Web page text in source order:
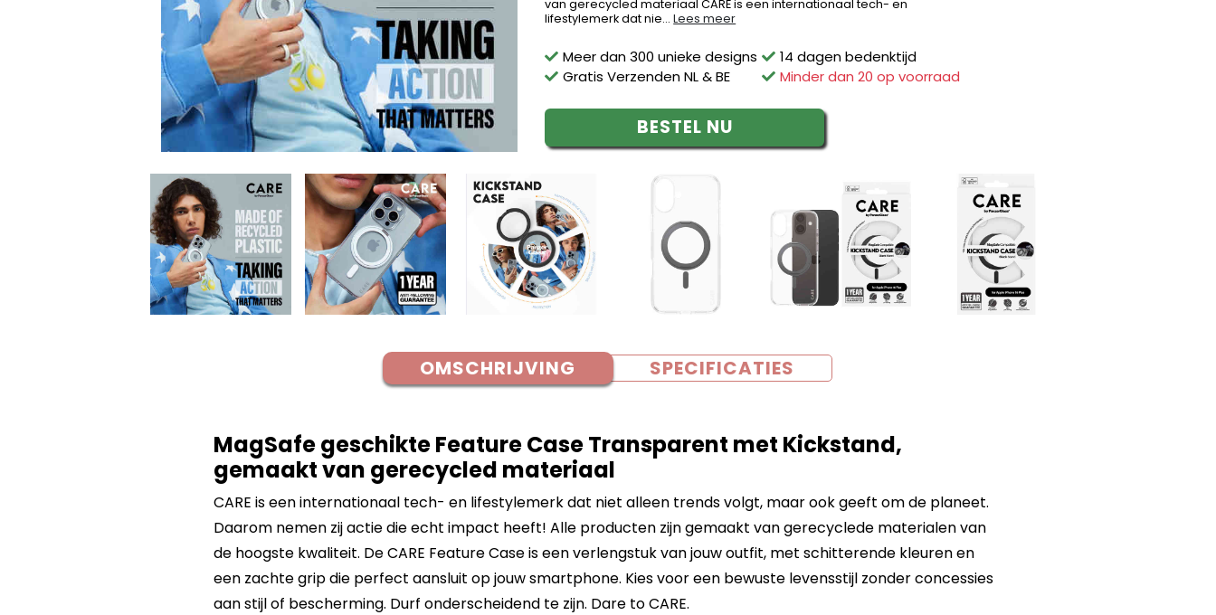
van gerecycled materiaal CARE is een internationaal tech- en
lifestylemerk dat nie...Lees meer
Meer dan 300 unieke designs
Gratis Verzenden NL & BE
14 dagen bedenktijd
Minder dan 20 op voorraad
BESTEL NU
OMSCHRIJVING SPECIFICATIES
MagSafe geschikte Feature Case Transparent met Kickstand,
gemaakt van gerecycled materiaal
CARE is een internationaal tech- en lifestylemerk dat niet alleen trends volgt, maar ook geeft om de planeet.
Daarom nemen zij actie die echt impact heeft! Alle producten zijn gemaakt van gerecyclede materialen van
de hoogste kwaliteit. De CARE Feature Case is een verlengstuk van jouw outfit, met schitterende kleuren en
een zachte grip die perfect aansluit op jouw smartphone. Kies voor een bewuste levensstijl zonder concessies
aan stijl of bescherming. Durf onderscheidend te zijn. Dare to CARE.